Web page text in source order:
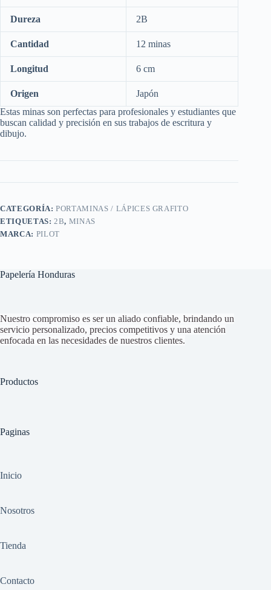
Dureza 2B
Cantidad 12 minas
Longitud 6 cm
Origen
Japón
Estas minas son perfectas para profesionales y estudiantes que
buscan calidad y precisión en sus trabajos de escritura y
dibujo.
CATEGORÍA:PORTAMINAS / LÁPICES GRAFITO
ETIQUETAS: 2B, MINAS
MARCA: PILOT
Papelería Honduras
Nuestro compromiso es ser un aliado confiable, brindando un
servicio personalizado, precios competitivos y una atención
enfocada en las necesidades de nuestros clientes.
Productos
Paginas
Inicio
Nosotros
Tienda
Contacto